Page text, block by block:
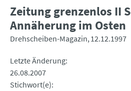
Zeitung grenzenlos II
Annäherung im Osten
Drehscheiben-Magazin 12.12.1997
Letzte Änderung
26.08.2007
Stichwort(e)